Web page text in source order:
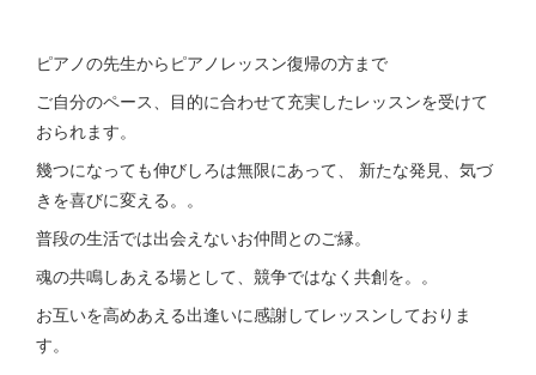
ピアノの先生からピアノレッスン復帰の方まで
ご自分のペース、目的に合わせて充実したレッスンを受けて
おられます。
幾つになっても伸びしろは無限にあって、 新たな発見、気づ
きを喜びに変える。。
普段の生活では出会えないお仲間とのご縁。
魂の共鳴しあえる場として、競争ではなく共創を。。
お互いを高めあえる出逢いに感謝してレッスンしておりま
す。